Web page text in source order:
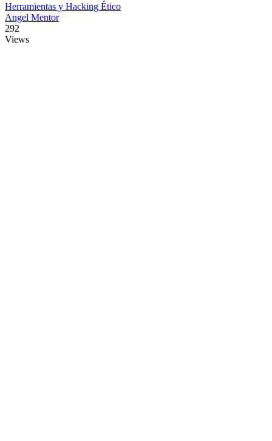
Herramientas y Hacking Ético
Angel Mentor
292
Views